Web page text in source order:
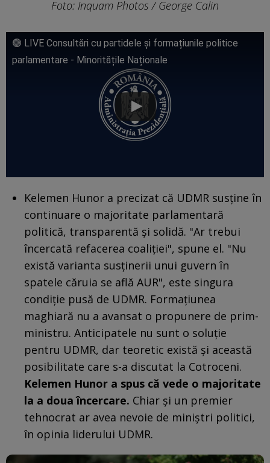
Foto: Inquam Photos / George Calin
🟢 LIVE Consultări cu partidele și formațiunile politice
parlamentare - Minoritățile Naționale
Kelemen Hunor a precizat că UDMR susţine în
continuare o majoritate parlamentară
politică, transparentă şi solidă. "Ar trebui
încercată refacerea coaliţiei", spune el. "Nu
există varianta susţinerii unui guvern în
spatele căruia se află AUR", este singura
condiţie pusă de UDMR. Formaţiunea
maghiară nu a avansat o propunere de prim-
ministru. Anticipatele nu sunt o soluţie
pentru UDMR, dar teoretic există şi această
posibilitate care s-a discutat la Cotroceni.
Kelemen Hunor a spus că vede o majoritate
la a doua încercare. Chiar şi un premier
tehnocrat ar avea nevoie de miniştri politici,
în opinia liderului UDMR.